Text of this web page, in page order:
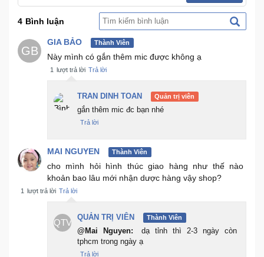
4 Bình luận
GB
GIA BẢO Thành Viên
Này mình có gắn thêm mic được không ạ
1 lượt trả lời Trả lời
TRAN DINH TOAN Quản trị viên
gắn thêm mic đc bạn nhé
Trả lời
MAI NGUYEN Thành Viên
cho mình hỏi hình thúc giao hàng như thế nào
khoản bao lâu mới nhận dược hàng vậy shop?
1 lượt trả lời Trả lời
QTV
QUẢN TRỊ VIÊN Thành Viên
@Mai Nguyen:
dạ tỉnh thì 2-3 ngày còn
tphcm trong ngày ạ
Trả lời